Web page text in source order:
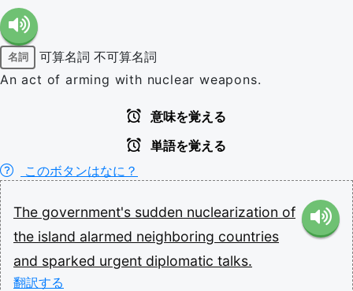
名詞 可算名詞 不可算名詞
An act of arming with nuclear weapons.
意味を覚える
単語を覚える
このボタンはなに？
The government's sudden nuclearization of
the island alarmed neighboring countries
and sparked urgent diplomatic talks.
翻訳する